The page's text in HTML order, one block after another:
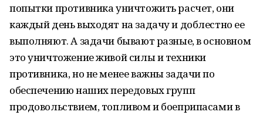
попытки противника уничтожить расчет, они
каждый день выходят на задачу и доблестно ее
выполняют. А задачи бывают разные, в основном
это уничтожение живой силы и техники
противника, но не менее важны задачи по
обеспечению наших передовых групп
продовольствием, топливом и боеприпасами в